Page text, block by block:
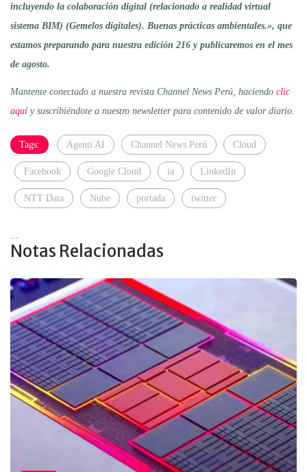
incluyendo la colaboración digital (relacionado a realidad virtual
sistema BIM) (Gemelos digitales). Buenas prácticas ambientales.», que
estamos preparando para nuestra edición 216 y publicaremos en el mes
de agosto.
Mantente conectado a nuestra revista Channel News Perú, haciendo clic
aquíy suscribiéndote a nuestro newsletter para contenido de valor diario
Tags: Agenti AI Channel News Perú Cloud
Facebook Google Cloud ia LinkedIn
NTT Data Nube portada twitter
Notas Relacionadas